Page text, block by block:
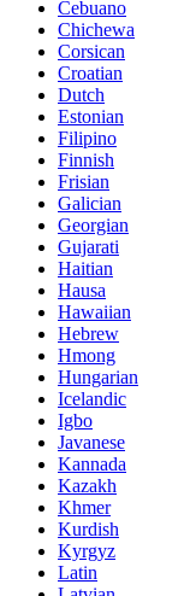
Cebuano
Chichewa
Corsican
Croatian
Dutch
Estonian
Filipino
Finnish
Frisian
Galician
Georgian
Gujarati
Haitian
Hausa
Hawaiian
Hebrew
Hmong
Hungarian
Icelandic
Igbo
Javanese
Kannada
Kazakh
Khmer
Kurdish
Kyrgyz
Latin